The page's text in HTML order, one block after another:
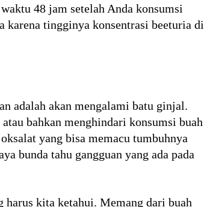
48 jam setelah Anda konsumsi
karena tingginya konsentrasi beeturia di
adalah akan mengalami batu ginjal.
bahkan menghindari konsumsi buah
yang bisa memacu tumbuhnya
bunda tahu gangguan yang ada pada
kita ketahui. Memang dari buah